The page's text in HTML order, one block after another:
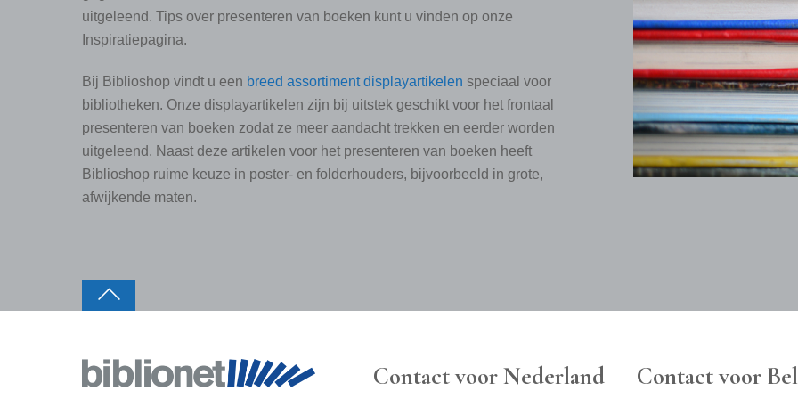
uitgeleend. Tips over presenteren van boeken kunt u vinden op onze
Inspiratiepagina.
Bij Biblioshop vindt u een breed assortiment displayartikelen speciaal voor
bibliotheken. Onze displayartikelen zijn bij uitstek geschikt voor het frontaal
presenteren van boeken zodat ze meer aandacht trekken en eerder worden
uitgeleend. Naast deze artikelen voor het presenteren van boeken heeft
Biblioshop ruime keuze in poster- en folderhouders, bijvoorbeeld in grote,
afwijkende maten.
Contact voor Nederland Contact voor